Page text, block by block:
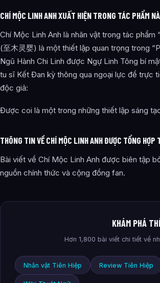
CHÍ MỘC LINH ANH XUẤT HIỆN TRONG TÁC PHẨM
Chí Mộc Linh Anh là nhân vật trong tác phẩm
(至木灵婴) là một thiết lập quan trọng trong
Ngũ Hành Chi Linh được Ngự Linh Tông bí
tu sĩ Kết Đan kỳ thông qua ngoại lực để trực
độc giả:
Được coi là một trong những thiết lập sáng
THÔNG TIN VỀ CHÍ MỘC LINH ANH ĐƯỢC TỔNG HỢP
Bài viết về Chí Mộc Linh Anh được biên tập
nguồn chính thức và cộng đồng fan.
KHÁM PHÁ
Hơn 1,800 bài viết chi tiết về
Nhân vật Tiên Hiệp Review Tiên Hiệp